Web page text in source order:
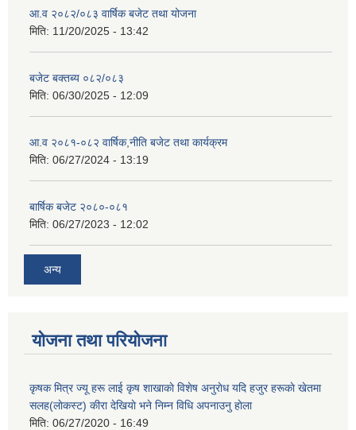
आ.व २०८२/०८३ वार्षिक बजेट तथा योजना
मिति: 11/20/2025 - 13:42
बजेट बक्तब्य ०८२/०८३
मिति: 06/30/2025 - 12:09
आ.व २०८१-०८२ वार्षिक,नीति बजेट तथा कार्यक्रम
मिति: 06/27/2024 - 13:19
बार्षिक बजेट २०८०-०८१
मिति: 06/27/2023 - 12:02
अन्य
योजना तथा परियोजना
कृषक मित्र ज्यू हरू लाई कृष शाखाकाे विशेष अनुराेध यदि हजुर हरूकाे खेतमा
सलह(लाेकस्ट) कीरा देखियाे भने निम्न विधि अपनाउनु हाेला
मिति: 06/27/2020 - 16:49